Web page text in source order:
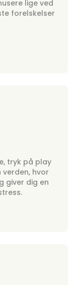
lige ved
forelskelser
tryk på play
hvor
giver dig en